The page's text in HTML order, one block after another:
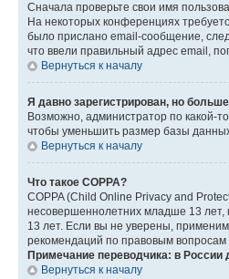
Сначала проверьте свои имя
На некоторых конференциях
было прислано email-сообщение,
что ввели правильный адрес email,
Вернуться к началу
Я давно зарегистрирован, но
Возможно, администратор по какой-
чтобы уменьшить размер базы
Вернуться к началу
Что такое COPPA?
COPPA (Child Online Privacy and
несовершеннолетних младше 13 лет,
13 лет. Если вы не уверены,
рекомендаций по правовым
Примечание переводчика: в
Вернуться к началу